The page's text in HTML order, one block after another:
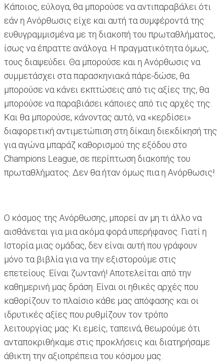
Κάποιος, εύλογα, θα μπορούσε να αντιπαραβάλει ότι
εάν η Ανόρθωσις είχε και αυτή τα συμφέροντά της
ευθυγραμμισμένα με τη διακοπή του πρωταθλήματος,
ίσως να έπραττε ανάλογα. Η πραγματικότητα όμως,
τους διαψεύδει. Θα μπορούσε και η Ανόρθωσις να
συμμετάσχει στα παρασκηνιακά πάρε-δώσε, θα
μπορούσε να κάνει εκπτώσεις από τις αξίες της, θα
μπορούσε να παραβιάσει κάποιες από τις αρχές της.
Και θα μπορούσε, κάνοντας αυτό, να «κερδίσει»
διαφορετική αντιμετώπιση στη δίκαιη διεκδίκησή της
για αγώνα μπαράζ καθορισμού της εξόδου στο
Champions League, σε περίπτωση διακοπής του
πρωταθλήματος. Δεν θα ήταν όμως πια η Ανόρθωσις!
Ο κόσμος της Ανόρθωσης, μπορεί αν μη τι άλλο να
αισθάνεται για μια ακόμα φορά υπερήφανος. Γιατί η
Ιστορία μιας ομάδας, δεν είναι αυτή που γράφουν
μόνο τα βιβλία για να την εξιστορούμε στις
επετείους. Είναι ζωντανή! Αποτελείται από την
καθημερινή μας δράση. Είναι οι ηθικές αρχές που
καθορίζουν το πλαίσιο κάθε μας απόφασης και οι
ιδρυτικές αξίες που ρυθμίζουν τον τρόπο
λειτουργίας μας. Κι εμείς, ταπεινά, θεωρούμε ότι
ανταποκριθήκαμε στις προκλήσεις και διατηρήσαμε
άθικτη την αξιοπρέπεια του κόσμου μας.